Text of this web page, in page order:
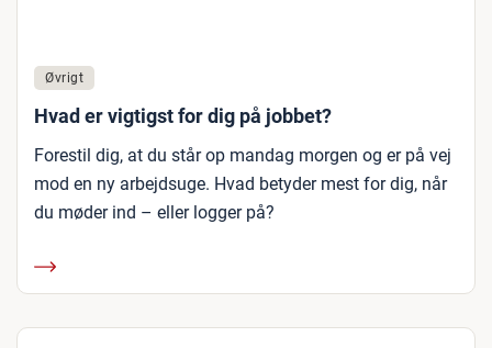
Øvrigt
Hvad er vigtigst for dig på jobbet?
Forestil dig, at du står op mandag morgen og er på vej
mod en ny arbejdsuge. Hvad betyder mest for dig, når
du møder ind – eller logger på?